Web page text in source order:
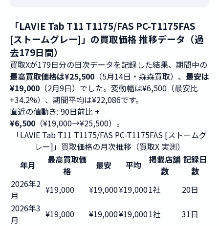
「LAVIE Tab T11 T1175/FAS PC-T1175FAS
[ストームグレー]」の買取価格 推移データ（過
去179日間）
買取Xが179日分の日次データを記録した結果、期間中の
最高買取価格は¥25,500 （5月14日・森森買取）、 最安は
¥19,000 （2月9日）でした。変動幅は¥6,500（最安比
+34.2%）、期間平均は¥22,086です。
直近の値動き: 90日前比 +
¥6,500 （¥19,000→¥25,500）。
「LAVIE Tab T11 T1175/FAS PC-T1175FAS [ストームグ
レー]」買取価格の月次推移（買取X 実測）
年月
最高買取価
格
最安 平均
掲載店舗
数
記録日
数
2026年2
月
¥19,000 ¥19,000¥19,0001社
20日
2026年3
月
¥19,000 ¥19,000¥19,0001社
31日